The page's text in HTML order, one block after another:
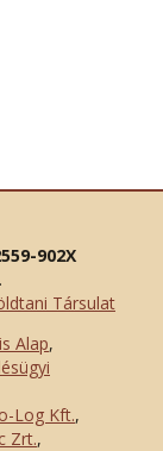
902X
.
Társulat
Alap,
Log Kft.,
Zrt.,